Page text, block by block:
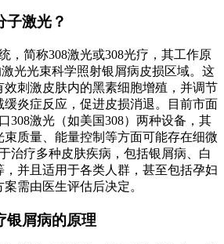
子激光？
，简称308激光或308光疗，其工作原
光光束科学照射银屑病皮损区域。这
刺激皮肤内的黑素细胞增殖，并调节
缓炎症反应，促进皮损消退。目前市面
308激光（如美国308）两种设备，其
束质量、能量控制等方面可能存在细微
治疗多种皮肤疾病，包括银屑病、白
并且适用于各类人群，甚至包括孕妇
需由医生评估后决定。
银屑病的原理